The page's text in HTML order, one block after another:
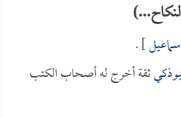
] .
ثقة أخرج له أصحاب الكتب